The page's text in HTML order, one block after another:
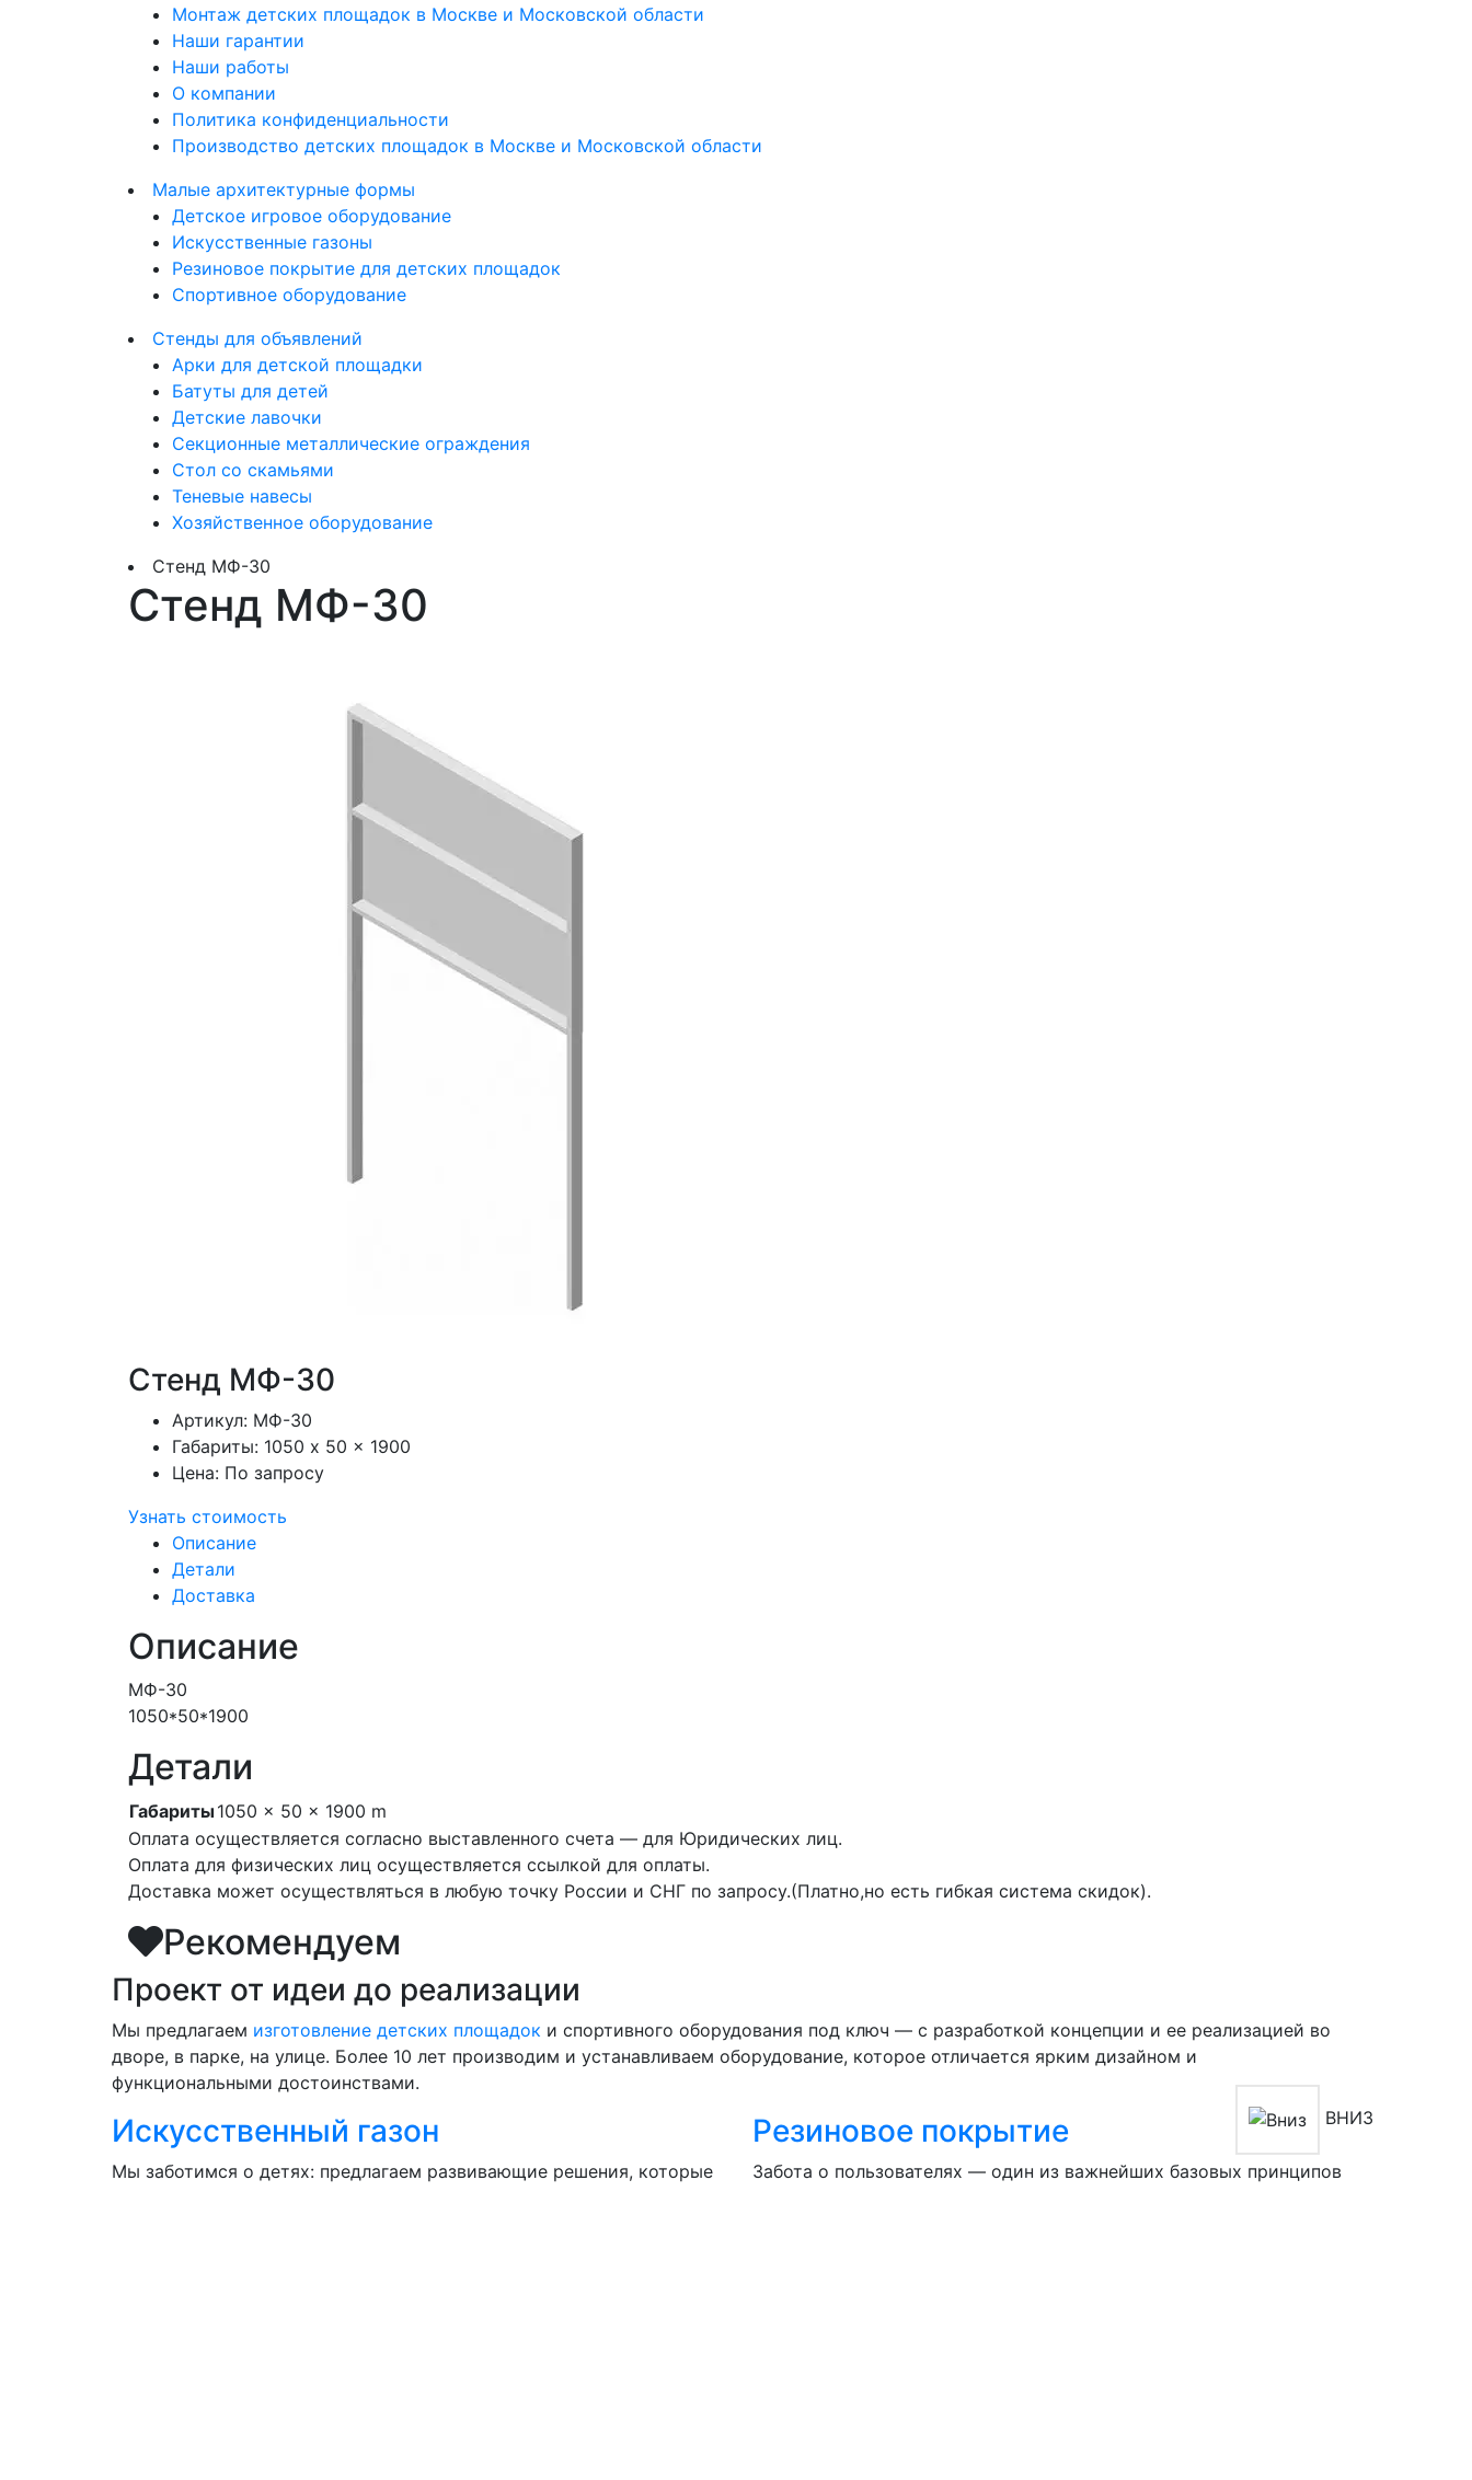
Монтаж детских площадок в Москве и Московской области
Наши гарантии
Наши работы
О компании
Политика конфиденциальности
Производство детских площадок в Москве и Московской области
Малые архитектурные формы
Детское игровое оборудование
Искусственные газоны
Резиновое покрытие для детских площадок
Спортивное оборудование
Стенды для объявлений
Арки для детской площадки
Батуты для детей
Детские лавочки
Секционные металлические ограждения
Стол со скамьями
Теневые навесы
Хозяйственное оборудование
Стенд МФ-30
Стенд МФ-30
Стенд МФ-30
Артикул: МФ-30
Габариты: 1050 x 50 x 1900
Цена: По запросу
Узнать стоимость
Описание
Детали
Доставка
Описание
МФ-30
1050*50*1900
Детали
Габариты1050 × 50 × 1900 m
Оплата осуществляется согласно выставленного счета — для Юридических лиц.
Оплата для физических лиц осуществляется ссылкой для оплаты.
Доставка может осуществляться в любую точку России и СНГ по запросу.(Платно,но есть гибкая система скидок).
Рекомендуем
Проект от идеи до реализации
Мы предлагаем изготовление детских площадок и спортивного оборудования под ключ — с разработкой концепции и ее реализацией во
дворе, в парке, на улице. Более 10 лет производим и устанавливаем оборудование, которое отличается ярким дизайном и
функциональными достоинствами.
Искусственный газон
Мы заботимся о детях: предлагаем развивающие решения, которые
Резиновое покрытие
Забота о пользователях — один из важнейших базовых принципов
ВНИЗ